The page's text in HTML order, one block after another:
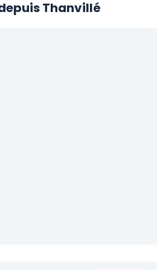
Thanvillé